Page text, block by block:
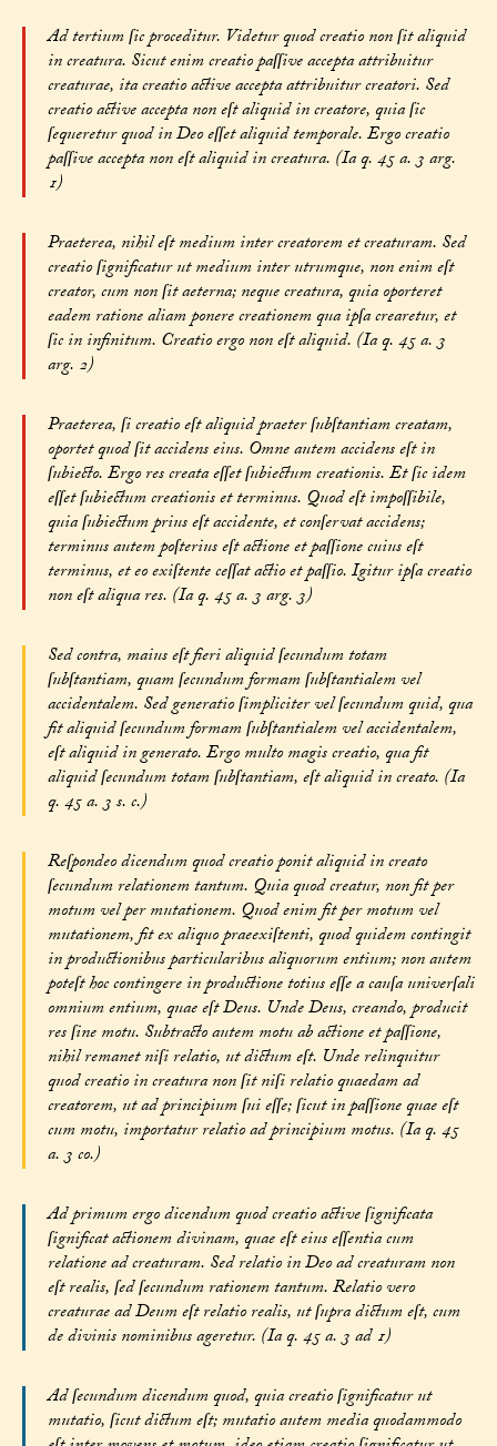
Ad tertium ſic proceditur. Videtur quod creatio non ſit aliquid
in creatura. Sicut enim creatio paſſive accepta attribuitur
creaturae, ita creatio active accepta attribuitur creatori. Sed
creatio active accepta non eſt aliquid in creatore, quia ſic
ſequeretur quod in Deo eſſet aliquid temporale. Ergo creatio
paſſive accepta non eſt aliquid in creatura. (Ia q. 45 a. 3 arg.
1)
Praeterea, nihil eſt medium inter creatorem et creaturam. Sed
creatio ſignificatur ut medium inter utrumque, non enim eſt
creator, cum non ſit aeterna; neque creatura, quia oporteret
eadem ratione aliam ponere creationem qua ipſa crearetur, et
ſic in infinitum. Creatio ergo non eſt aliquid. (Ia q. 45 a. 3
arg. 2)
Praeterea, ſi creatio eſt aliquid praeter ſubſtantiam creatam,
oportet quod ſit accidens eius. Omne autem accidens eſt in
ſubiecto. Ergo res creata eſſet ſubiectum creationis. Et ſic idem
eſſet ſubiectum creationis et terminus. Quod eſt impoſſibile,
quia ſubiectum prius eſt accidente, et conſervat accidens;
terminus autem poſterius eſt actione et paſſione cuius eſt
terminus, et eo exiſtente ceſſat actio et paſſio. Igitur ipſa creatio
non eſt aliqua res. (Ia q. 45 a. 3 arg. 3)
Sed contra, maius eſt fieri aliquid ſecundum totam
ſubſtantiam, quam ſecundum formam ſubſtantialem vel
accidentalem. Sed generatio ſimpliciter vel ſecundum quid, qua
fit aliquid ſecundum formam ſubſtantialem vel accidentalem,
eſt aliquid in generato. Ergo multo magis creatio, qua fit
aliquid ſecundum totam ſubſtantiam, eſt aliquid in creato. (Ia
q. 45 a. 3 s. c.)
Reſpondeo dicendum quod creatio ponit aliquid in creato
ſecundum relationem tantum. Quia quod creatur, non fit per
motum vel per mutationem. Quod enim fit per motum vel
mutationem, fit ex aliquo praeexiſtenti, quod quidem contingit
in productionibus particularibus aliquorum entium; non autem
poteſt hoc contingere in productione totius eſſe a cauſa univerſali
omnium entium, quae eſt Deus. Unde Deus, creando, producit
res ſine motu. Subtracto autem motu ab actione et paſſione,
nihil remanet niſi relatio, ut dictum eſt. Unde relinquitur
quod creatio in creatura non ſit niſi relatio quaedam ad
creatorem, ut ad principium ſui eſſe; ſicut in paſſione quae eſt
cum motu, importatur relatio ad principium motus. (Ia q. 45
a. 3 co.)
Ad primum ergo dicendum quod creatio active ſignificata
ſignificat actionem divinam, quae eſt eius eſſentia cum
relatione ad creaturam. Sed relatio in Deo ad creaturam non
eſt realis, ſed ſecundum rationem tantum. Relatio vero
creaturae ad Deum eſt relatio realis, ut ſupra dictum eſt, cum
de divinis nominibus ageretur. (Ia q. 45 a. 3 ad 1)
Ad ſecundum dicendum quod, quia creatio ſignificatur ut
mutatio, ſicut dictum eſt; mutatio autem media quodammodo